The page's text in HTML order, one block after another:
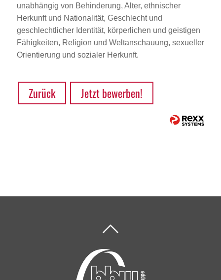
unabhängig von Behinderung, Alter, ethnischer
Herkunft und Nationalität, Geschlecht und
geschlechtlicher Identität, körperlichen und geistigen
Fähigkeiten, Religion und Weltanschauung, sexueller
Orientierung und sozialer Herkunft.
Zurück Jetzt bewerben!